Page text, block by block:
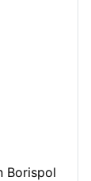
Borispol